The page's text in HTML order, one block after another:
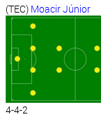
(TEC) Moacir Júnior
4-4-2